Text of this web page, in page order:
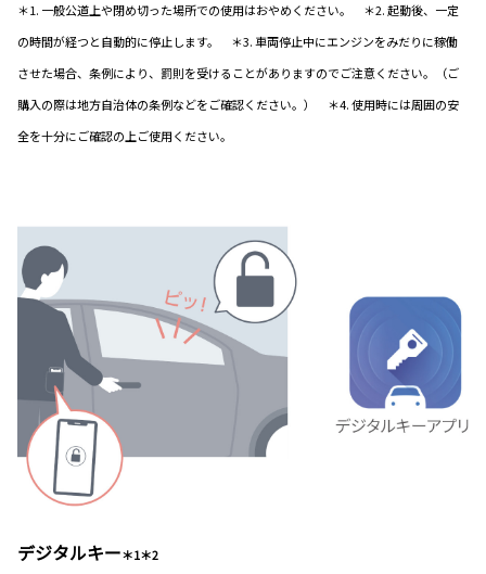
＊1. 一般公道上や閉め切った場所での使用はおやめください。 ＊2. 起動後、一定
の時間が経つと自動的に停止します。 ＊3. 車両停止中にエンジンをみだりに稼働
させた場合、条例により、罰則を受けることがありますのでご注意ください。（ご
購入の際は地方自治体の条例などをご確認ください。） ＊4. 使用時には周囲の安
全を十分にご確認の上ご使用ください。
デジタルキー＊1＊2